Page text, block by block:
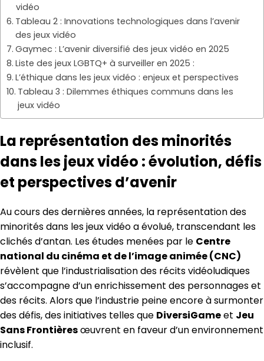
vidéo
Tableau 2 : Innovations technologiques dans l’avenir
des jeux vidéo
Gaymec : L’avenir diversifié des jeux vidéo en 2025
Liste des jeux LGBTQ+ à surveiller en 2025 :
L’éthique dans les jeux vidéo : enjeux et perspectives
Tableau 3 : Dilemmes éthiques communs dans les
jeux vidéo
La représentation des minorités
dans les jeux vidéo : évolution, défis
et perspectives d’avenir
Au cours des dernières années, la représentation des
minorités dans les jeux vidéo a évolué, transcendant les
clichés d’antan. Les études menées par le Centre
national du cinéma et de l’image animée (CNC)
révèlent que l’industrialisation des récits vidéoludiques
s’accompagne d’un enrichissement des personnages et
des récits. Alors que l’industrie peine encore à surmonter
des défis, des initiatives telles que DiversiGameet Jeu
Sans Frontièresœuvrent en faveur d’un environnement
inclusif.